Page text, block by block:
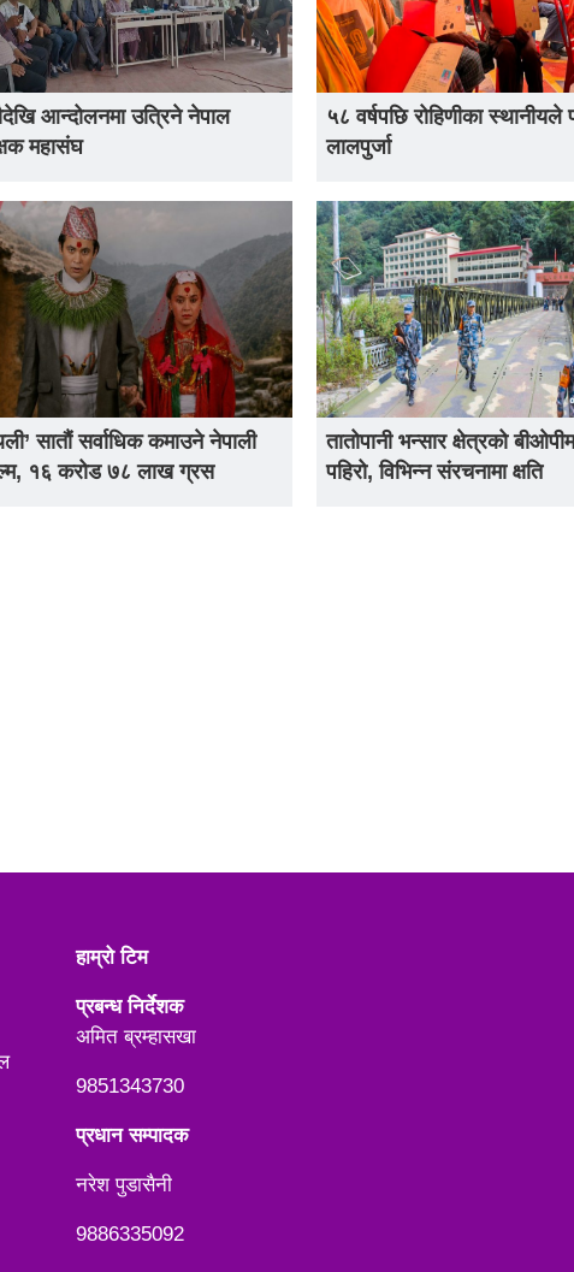
आन्दोलनमा उत्रिने नेपाल
महासंघ
५८ वर्षपछि रोहिणीका स्थानीयले
लालपुर्जा
सातौं सर्वाधिक कमाउने नेपाली
१६ करोड ७८ लाख ग्रस
तातोपानी भन्सार क्षेत्रको
पहिरो, विभिन्न संरचनामा क्षति
हाम्रो टिम
प्रबन्ध निर्देशक
अमित ब्रम्हासखा
9851343730
प्रधान सम्पादक
नरेश पुडासैनी
9886335092